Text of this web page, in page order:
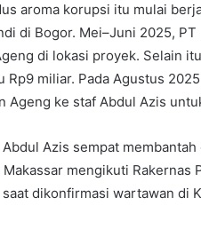
aroma korupsi itu mulai
di Bogor. Mei–Juni 2025,
di lokasi proyek. Selain
Rp9 miliar. Pada Agustus
Ageng ke staf Abdul Azis
Azis sempat
Makassar mengikuti
dikonfirmasi wartawan di